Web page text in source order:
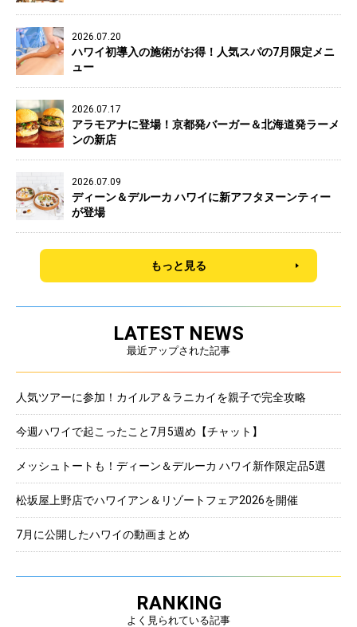
2026.07.20
ハワイ初導入の施術がお得！人気スパの7月限定メニ
ュー
2026.07.17
アラモアナに登場！京都発バーガー＆北海道発ラーメ
ンの新店
2026.07.09
ディーン＆デルーカ ハワイに新アフタヌーンティー
が登場
もっと見る
LATEST NEWS
最近アップされた記事
人気ツアーに参加！カイルア＆ラニカイを親子で完全攻略
今週ハワイで起こったこと7月5週め【チャット】
メッシュトートも！ディーン＆デルーカ ハワイ新作限定品5選
松坂屋上野店でハワイアン＆リゾートフェア2026を開催
7月に公開したハワイの動画まとめ
RANKING
よく見られている記事